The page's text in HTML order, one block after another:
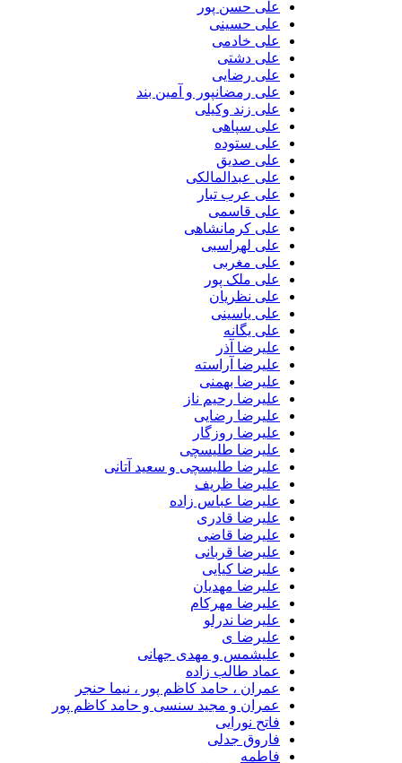
علی حسن پور
علی حسینی
علی خادمی
علی دشتی
علی رضایی
علی رمضانپور و آمین بند
علی زند وکیلی
علی سپاهی
علی ستوده
علی صدیق
علی عبدالمالکی
علی عرب تبار
علی قاسمی
علی کرمانشاهی
علی لهراسبی
علی مغربی
علی ملک پور
علی نظریان
علی یاسینی
علی یگانه
علیرضا آذر
علیرضا آراسته
علیرضا بهمنی
علیرضا رحیم ناز
علیرضا رضایی
علیرضا روزگار
علیرضا طلیسچی
علیرضا طلیسچی و سعید آتانی
علیرضا ظریف
علیرضا عباس زاده
علیرضا قادری
علیرضا قاضی
علیرضا قربانی
علیرضا کیایی
علیرضا مهدیان
علیرضا مهرکام
علیرضا ندرلو
علیرضا ی
علیشمس و مهدی جهانی
عماد طالب زاده
عمران ، حامد کاظم پور ، نیما حنجر
عمران و مجید سنسی و حامد کاظم پور
فاتح نورایی
فاروق جدلی